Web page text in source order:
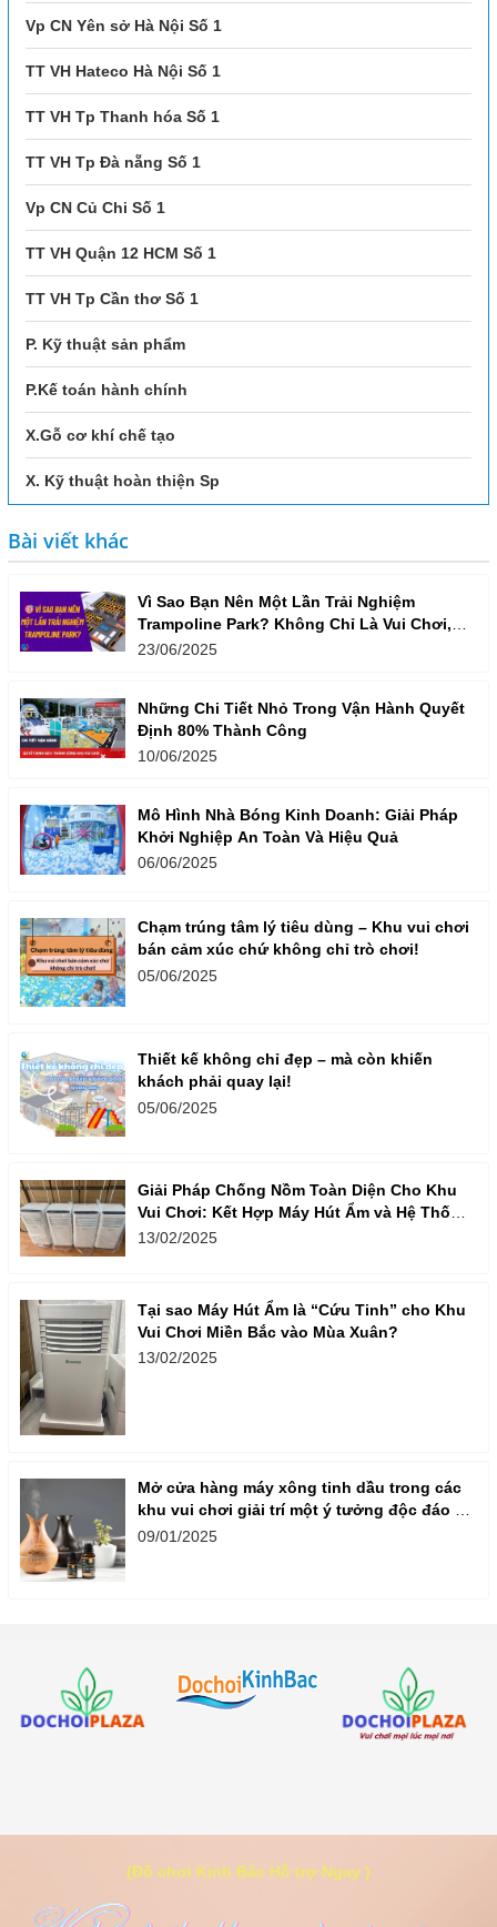
Vp CN Yên sở Hà Nội Số 1
TT VH Hateco Hà Nội Số 1
TT VH Tp Thanh hóa Số 1
TT VH Tp Đà nẵng Số 1
Vp CN Củ Chi Số 1
TT VH Quận 12 HCM Số 1
TT VH Tp Cần thơ Số 1
P. Kỹ thuật sản phẩm
P.Kế toán hành chính
X.Gỗ cơ khí chế tạo
X. Kỹ thuật hoàn thiện Sp
Bài viết khác
Vì Sao Bạn Nên Một Lần Trải Nghiệm
Trampoline Park? Không Chỉ Là Vui Chơi,
Mà Còn Là Một Lối Sống Năng Động!
23/06/2025
Những Chi Tiết Nhỏ Trong Vận Hành Quyết
Định 80% Thành Công
10/06/2025
Mô Hình Nhà Bóng Kinh Doanh: Giải Pháp
Khởi Nghiệp An Toàn Và Hiệu Quả
06/06/2025
Chạm trúng tâm lý tiêu dùng – Khu vui chơi
bán cảm xúc chứ không chỉ trò chơi!
05/06/2025
Thiết kế không chỉ đẹp – mà còn khiến
khách phải quay lại!
05/06/2025
Giải Pháp Chống Nồm Toàn Diện Cho Khu
Vui Chơi: Kết Hợp Máy Hút Ẩm và Hệ Thống
Thông Gió
13/02/2025
Tại sao Máy Hút Ẩm là “Cứu Tinh” cho Khu
Vui Chơi Miền Bắc vào Mùa Xuân?
13/02/2025
Mở cửa hàng máy xông tinh dầu trong các
khu vui chơi giải trí một ý tưởng độc đáo và
thu hút khách hàng,
09/01/2025
(Đồ chơi Kinh Bắc Hỗ trợ Ngay )